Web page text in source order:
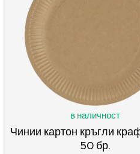
в наличност
Чинии картон кръгли
50 бр.